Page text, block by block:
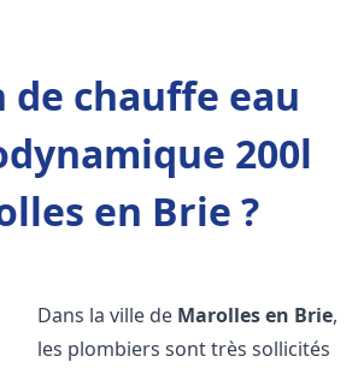
de chauffe eau
200l
en Brie ?
Dans la ville de Marolles en Brie,
les plombiers sont très sollicités